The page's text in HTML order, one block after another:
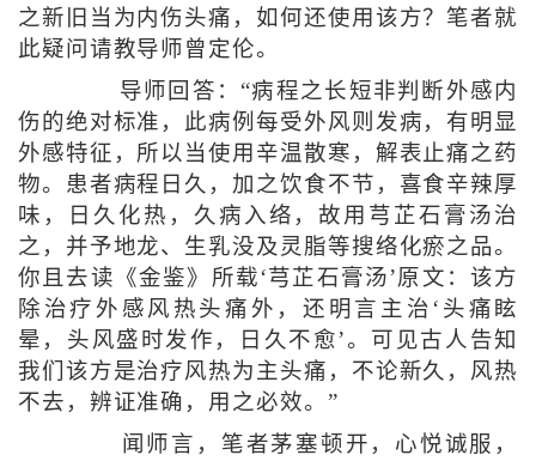
之新旧当为内伤头痛，如何还使用该方？笔者就
此疑问请教导师曾定伦。
导师回答：“病程之长短非判断外感内
伤的绝对标准，此病例每受外风则发病，有明显
外感特征，所以当使用辛温散寒，解表止痛之药
物。患者病程日久，加之饮食不节，喜食辛辣厚
味，日久化热，久病入络，故用芎芷石膏汤治
之，并予地龙、生乳没及灵脂等搜络化瘀之品。
你且去读《金鉴》所载‘芎芷石膏汤’原文：该方
除治疗外感风热头痛外，还明言主治‘头痛眩
晕，头风盛时发作，日久不愈’。可见古人告知
我们该方是治疗风热为主头痛，不论新久，风热
不去，辨证准确，用之必效。”
闻师言，笔者茅塞顿开，心悦诚服，